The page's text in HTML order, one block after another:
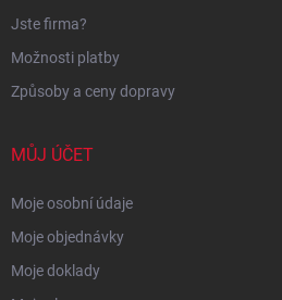
Jste firma?
Možnosti platby
Způsoby a ceny dopravy
MŮJ ÚČET
Moje osobní údaje
Moje objednávky
Moje doklady